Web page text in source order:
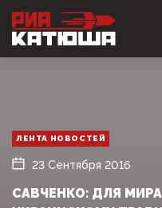
ЛЕНТА НОВОСТЕЙ
23 Сентября 2016
САВЧЕНКО: ДЛЯ